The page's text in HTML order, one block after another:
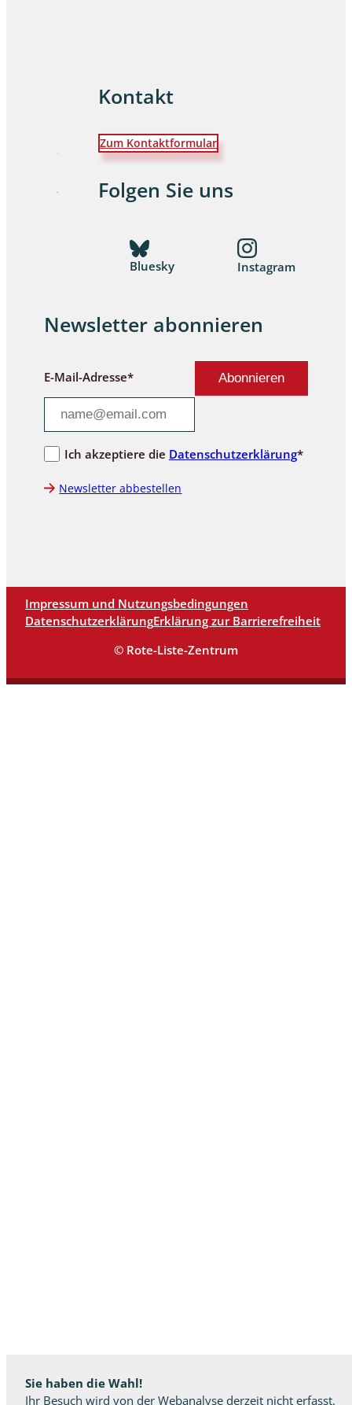
Sie haben die Wahl!
Ihr Besuch wird von der Webanalyse derzeit nicht erfasst.
Kontakt
Zum Kontaktformular
Folgen Sie uns
Bluesky Instagram
Newsletter abonnieren
E-Mail-Adresse*
Ich akzeptiere die Datenschutzerklärung*
Newsletter abbestellen
Impressum und Nutzungsbedingungen
DatenschutzerklärungErklärung zur Barrierefreiheit
© Rote-Liste-Zentrum